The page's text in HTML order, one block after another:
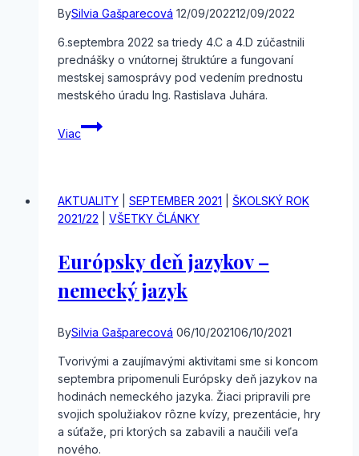
BySilvia Gašparecová 12/09/202212/09/2022
6.septembra 2022 sa triedy 4.C a 4.D zúčastnili
prednášky o vnútornej štruktúre a fungovaní
mestskej samosprávy pod vedením prednostu
mestského úradu Ing. Rastislava Juhára.
Viac
Prednáška
AKTUALITY SEPTEMBER 2021
ŠKOLSKÝ ROK
2021/22
VŠETKY ČLÁNKY
Európsky deň jazykov –
nemecký jazyk
BySilvia Gašparecová 06/10/202106/10/2021
Tvorivými a zaujímavými aktivitami sme si koncom
septembra pripomenuli Európsky deň jazykov na
hodinách nemeckého jazyka. Žiaci pripravili pre
svojich spolužiakov rôzne kvízy, prezentácie, hry
a súťaže, pri ktorých sa zabavili a naučili veľa
nového.